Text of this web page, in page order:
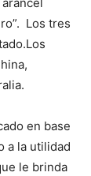
Los tres
en base
a la utilidad
le brinda